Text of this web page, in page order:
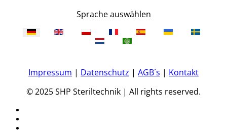
Sprache auswählen
Impressum | Datenschutz | AGB´s | Kontakt
© 2025 SHP Steriltechnik | All rights reserved.